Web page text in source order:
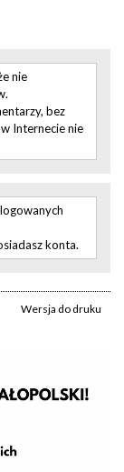
nie
bez
Internecie nie
konta.
Wersja do druku